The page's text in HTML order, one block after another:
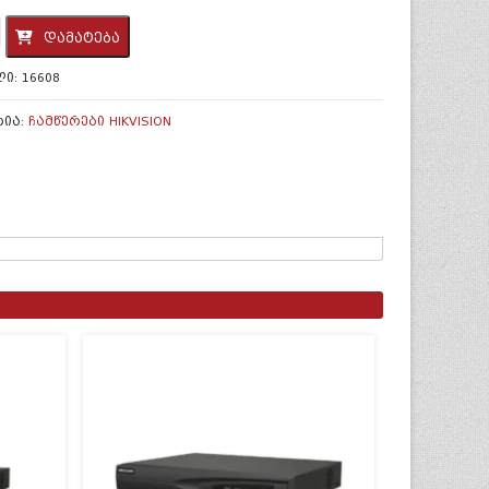
დამატება
16608
ᲩᲐᲛᲬᲔᲠᲔᲑᲘ HIKVISION